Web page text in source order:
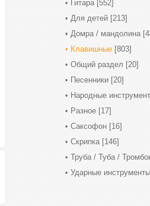
Гитара [552]
Для детей [213]
Домра / мандолина
Клавишные [803]
Общий раздел [20]
Песенники [20]
Народные
Разное [17]
Саксофон [16]
Скрипка [146]
Труба / Туба /
Ударные инструменты